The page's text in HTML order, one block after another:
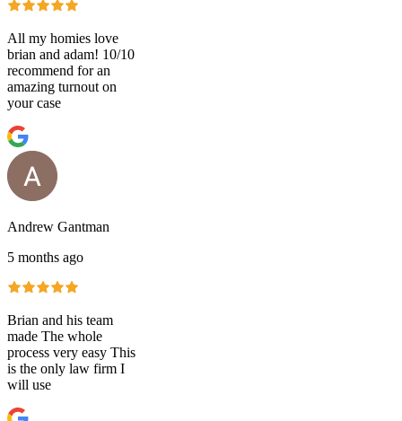
All my homies love
brian and adam! 10/10
recommend for an
amazing turnout on
your case
Andrew Gantman
5 months ago
Brian and his team
made The whole
process very easy This
is the only law firm I
will use